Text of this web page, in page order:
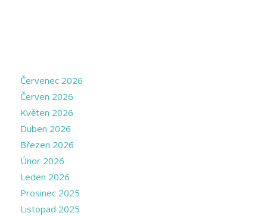
Červenec 2026
Červen 2026
Květen 2026
Duben 2026
Březen 2026
Únor 2026
Leden 2026
Prosinec 2025
Listopad 2025